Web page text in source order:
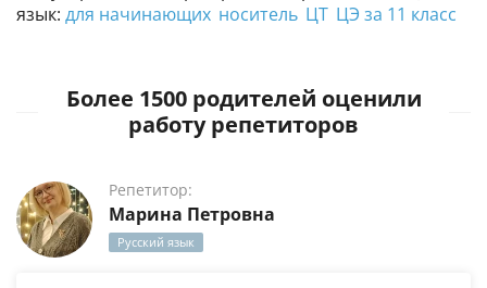
язык: для начинающих носитель ЦТ ЦЭ за 11 класс
Более 1500 родителей оценили
работу репетиторов
Репетитор:
Марина Петровна
Русский язык